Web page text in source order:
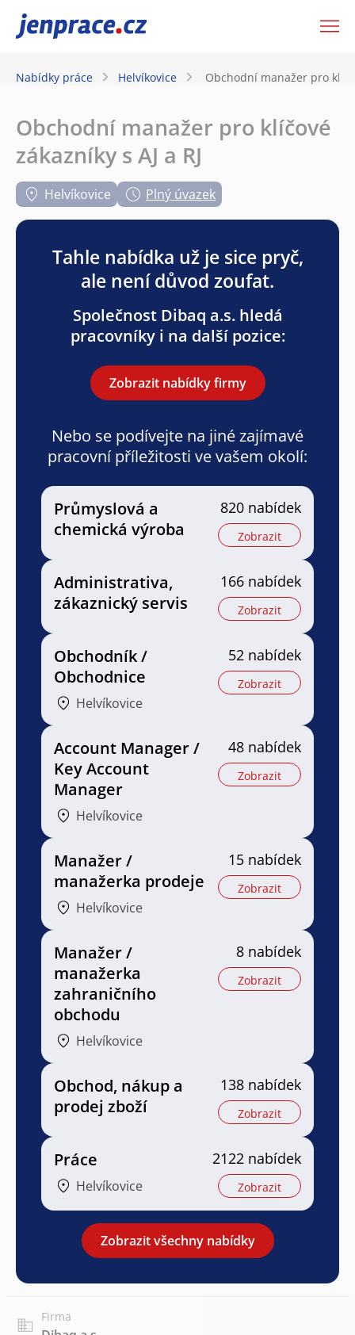
JenPráce.cz
Nabídky práce Helvíkovice Obchodní manažer pro
Obchodní manažer pro klíčové
zákazníky s AJ a RJ
Helvíkovice Plný úvazek
Tahle nabídka už je sice pryč,
ale není důvod zoufat.
Společnost Dibaq a.s. hledá
pracovníky i na další pozice:
Zobrazit nabídky firmy
Nebo se podívejte na jiné zajímavé
pracovní příležitosti ve vašem okolí:
Průmyslová a
chemická výroba
820 nabídek
Zobrazit
Administrativa,
zákaznický servis
166 nabídek
Zobrazit
Obchodník /
Obchodnice
Helvíkovice
52 nabídek
Zobrazit
Account Manager /
Key Account
Manager
Helvíkovice
48 nabídek
Zobrazit
Manažer /
manažerka prodeje
Helvíkovice
15 nabídek
Zobrazit
Manažer /
manažerka
zahraničního
obchodu
Helvíkovice
8 nabídek
Zobrazit
Obchod, nákup a
prodej zboží
138 nabídek
Zobrazit
Práce
Helvíkovice
2122 nabídek
Zobrazit
Zobrazit všechny nabídky
Firma